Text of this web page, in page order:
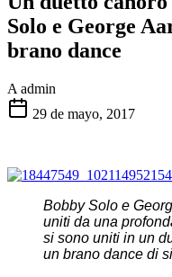
Solo e George
brano dance
A admin
29 de mayo, 2017
Bobby Solo e
uniti da una
si sono uniti in un
un brano dance di